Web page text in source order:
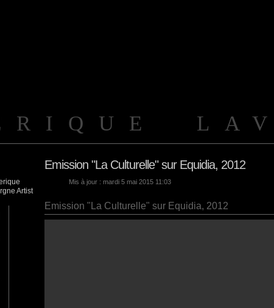
Emission "La Culturelle" sur Equidia, 2012
Mis à jour : mardi 5 mai 2015 11:03
Emission "La Culturelle" sur Equidia, 2012